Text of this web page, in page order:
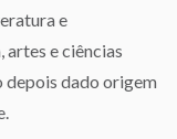
e
artes e ciências
dado origem